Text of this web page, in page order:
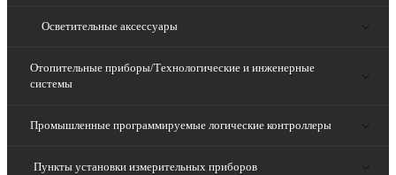
Осветительные аксессуары
Отопительные приборы/Технологические и инженерные
системы
Промышленные программируемые логические контроллеры
Пункты установки измерительных приборов